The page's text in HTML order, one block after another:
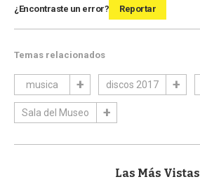
¿Encontraste un error? Reportar
Temas relacionados
musica discos 2017
Sala del Museo
Las Más Vistas